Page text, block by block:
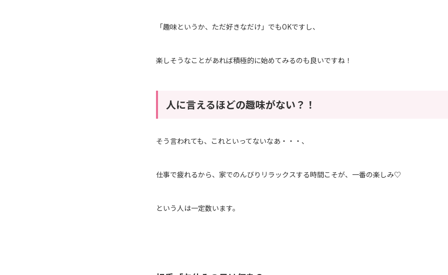
「趣味というか、ただ好きなだけ」でもOKですし、
楽しそうなことがあれば積極的に始めてみるのも良いですね！
人に言えるほどの趣味がない？！
そう言われても、これといってないなあ・・・、
仕事で疲れるから、家でのんびりリラックスする時間こそが、一番の楽しみ♡
という人は一定数います。